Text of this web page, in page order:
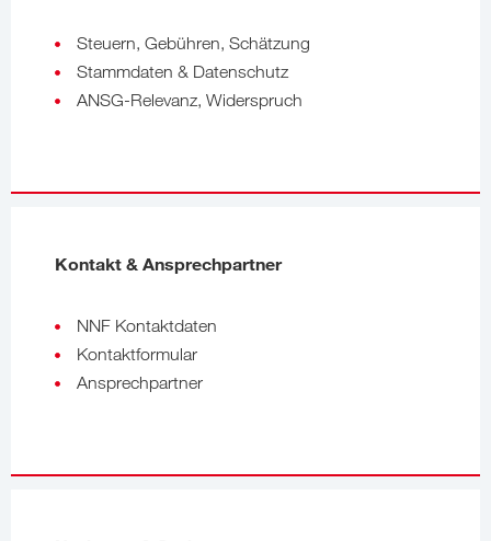
Steuern, Gebühren, Schätzung
Stammdaten & Datenschutz
ANSG-Relevanz, Widerspruch
Kontakt & Ansprechpartner
NNF Kontaktdaten
Kontaktformular
Ansprechpartner